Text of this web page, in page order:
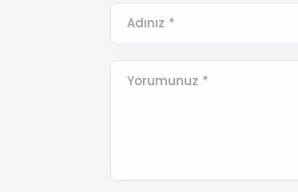
Adınız *
Yorumunuz *